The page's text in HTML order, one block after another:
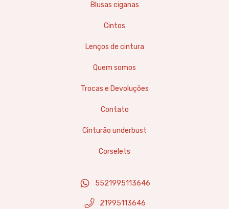
Blusas ciganas
Cintos
Lenços de cintura
Quem somos
Trocas e Devoluções
Contato
Cinturão underbust
Corselets
5521995113646
21995113646